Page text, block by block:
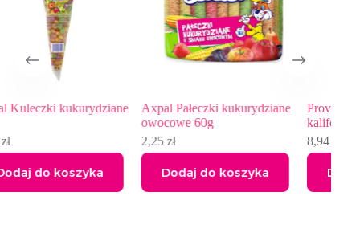
Axpal Pałeczki kukurydziane
Dodaj do koszyka
Provitus Marynowana papryka
kalifornijska, 600g
Dodaj do koszyka